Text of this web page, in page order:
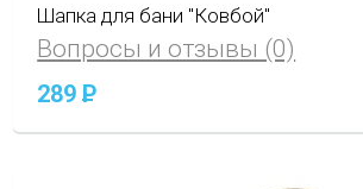
Шапка для бани "Ковбой"
Вопросы и отзывы (0)
289P